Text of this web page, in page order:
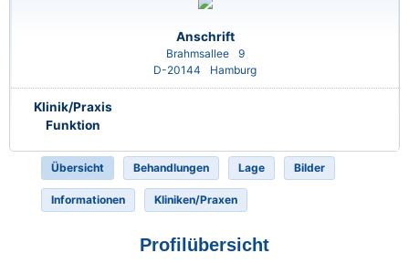
Anschrift
Brahmsallee
9
D-20144
Hamburg
Klinik/Praxis
Funktion
Übersicht Behandlungen Lage Bilder
Informationen Kliniken/Praxen
Profilübersicht